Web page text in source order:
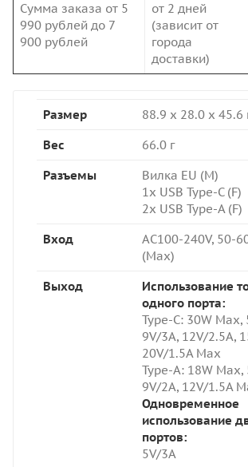
Сумма заказа от 5
990 рублей до 7
900 рублей
от 2 дней
(зависит от
города
доставки)
Размер
88.9 x 28.0 x 45.6
Вес
66.0 г
Разъемы
Вилка EU (M)
1x USB Type-C (F)
2x USB Type-A (F)
Вход
AC100-240V, 50-
(Max)
Выход
Использование
одного порта:
Type-C: 30W Max,
9V/3A, 12V/2.5A,
20V/1.5A Max
Type-A: 18W Max,
9V/2A, 12V/1.5A
Одновременное
использование
портов:
5V/3A